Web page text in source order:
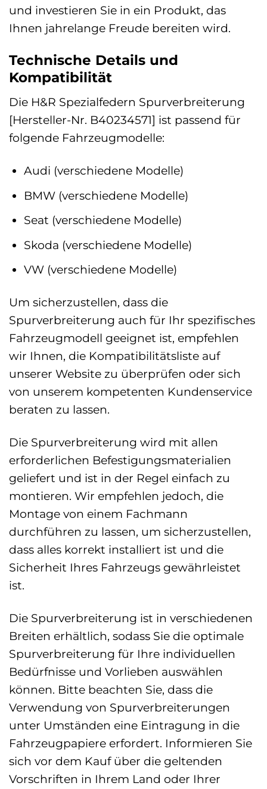
und investieren Sie in ein Produkt, das
Ihnen jahrelange Freude bereiten wird.
Technische Details und
Kompatibilität
Die H&R Spezialfedern Spurverbreiterung
[Hersteller-Nr. B40234571] ist passend für
folgende Fahrzeugmodelle:
Audi (verschiedene Modelle)
BMW (verschiedene Modelle)
Seat (verschiedene Modelle)
Skoda (verschiedene Modelle)
VW (verschiedene Modelle)
Um sicherzustellen, dass die
Spurverbreiterung auch für Ihr spezifisches
Fahrzeugmodell geeignet ist, empfehlen
wir Ihnen, die Kompatibilitätsliste auf
unserer Website zu überprüfen oder sich
von unserem kompetenten Kundenservice
beraten zu lassen.
Die Spurverbreiterung wird mit allen
erforderlichen Befestigungsmaterialien
geliefert und ist in der Regel einfach zu
montieren. Wir empfehlen jedoch, die
Montage von einem Fachmann
durchführen zu lassen, um sicherzustellen,
dass alles korrekt installiert ist und die
Sicherheit Ihres Fahrzeugs gewährleistet
ist.
Die Spurverbreiterung ist in verschiedenen
Breiten erhältlich, sodass Sie die optimale
Spurverbreiterung für Ihre individuellen
Bedürfnisse und Vorlieben auswählen
können. Bitte beachten Sie, dass die
Verwendung von Spurverbreiterungen
unter Umständen eine Eintragung in die
Fahrzeugpapiere erfordert. Informieren Sie
sich vor dem Kauf über die geltenden
Vorschriften in Ihrem Land oder Ihrer